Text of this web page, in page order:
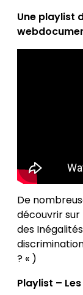
Une playlist
De
découvrir
des
? « )
Playlist –